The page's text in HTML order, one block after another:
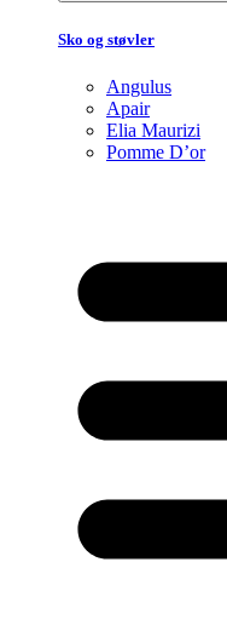
Sko og støvler
Angulus
Apair
Elia Maurizi
Pomme D’or